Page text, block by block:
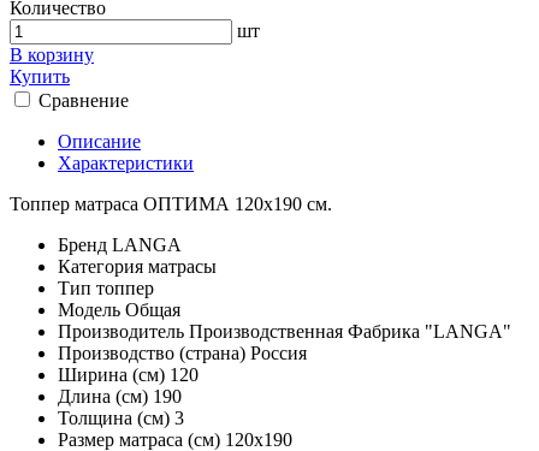
Количество
шт
В корзину
Купить
Сравнение
Описание
Характеристики
Топпер матраса ОПТИМА 120х190 см.
Бренд LANGA
Категория матрасы
Тип топпер
Модель Общая
Производитель Производственная Фабрика "LANGA"
Производство (страна) Россия
Ширина (см) 120
Длина (см) 190
Толщина (см) 3
Размер матраса (см) 120х190